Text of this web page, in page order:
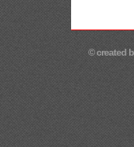
© created